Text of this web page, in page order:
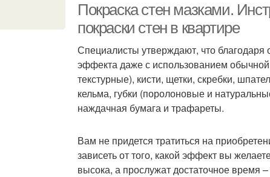
Покраска стен мазками.
покраски стен в квартире
Специалисты утверждают, что благодаря
эффекта даже с использованием
текстурные), кисти, щетки, скребки,
кельма, губки (поролоновые и
наждачная бумага и трафареты.
Вам не придется тратиться на
зависеть от того, какой эффект вы
высока, а прослужат достаточное время